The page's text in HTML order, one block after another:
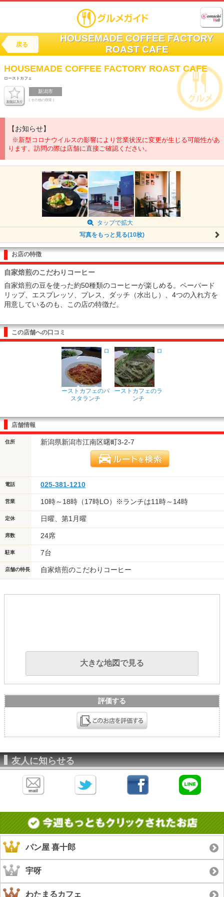
戻る
HOUSEMADE COFFEE FACTORY
ROAST CAFE
HOUSEMADE COFFEE FACTORY ROAST CAFE
ローストカフェ
新潟市
[ その他の喫茶 ]
【お知らせ】
※新型コロナウイルスの影響により営業状況に変更が生じる可能性があ
ります。訪問の際は店舗に直接ご確認ください。
タップで拡大
写真をもっと見る(10枚)
お店の特徴
自家焙煎のこだわりコーヒー
自家焙煎の豆を使った約50種類のコーヒーが楽しめる。ペーパード
リップ、エスプレッソ、プレス、ダッチ（水出し）、4つの入れ方を
用意しているのも、この店の特徴だ。
この店舗への口コミ
ロ
ーストカフェのパ
スタランチ
ロ
ーストカフェのラ
ンチ
店舗情報
住所 新潟県新潟市江南区曙町3-2-7
電話 025-381-1210
営業 10時～18時（17時LO）※ランチは11時～14時
定休 日曜、第1月曜
席数 24席
駐車 7台
店舗の特長 自家焙煎のこだわりコーヒー
大きな地図で見る
評価する
友人に知らせる
パン屋 喜十郎
宇呀
わたまるカフェ